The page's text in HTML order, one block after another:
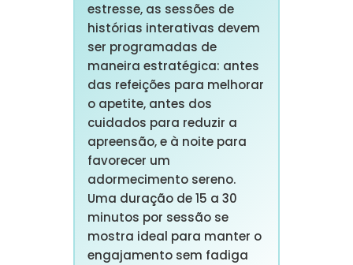
estresse, as sessões de
histórias interativas devem
ser programadas de
maneira estratégica: antes
das refeições para melhorar
o apetite, antes dos
cuidados para reduzir a
apreensão, e à noite para
favorecer um
adormecimento sereno.
Uma duração de 15 a 30
minutos por sessão se
mostra ideal para manter o
engajamento sem fadiga